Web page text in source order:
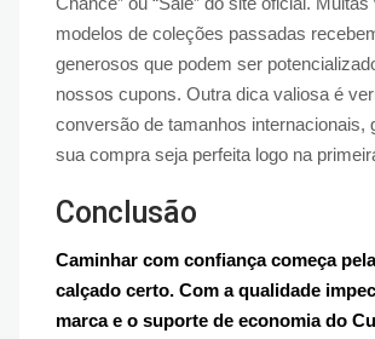
modelos de coleções passadas
generosos que podem ser
nossos cupons. Outra dica valiosa é
conversão de tamanhos internacionais,
sua compra seja perfeita logo na
Conclusão
Caminhar com confiança começa
calçado certo. Com a qualidade
marca e o suporte de economia do